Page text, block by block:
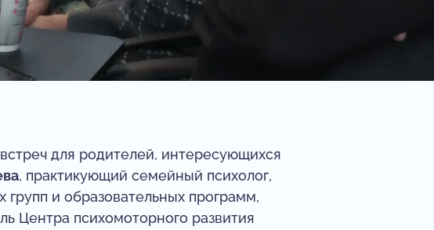
для родителей, интересующихся
, практикующий семейный психолог,
групп и образовательных программ,
Центра психомоторного развития